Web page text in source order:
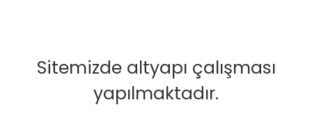
Sitemizde altyapı çalışması
yapılmaktadır.